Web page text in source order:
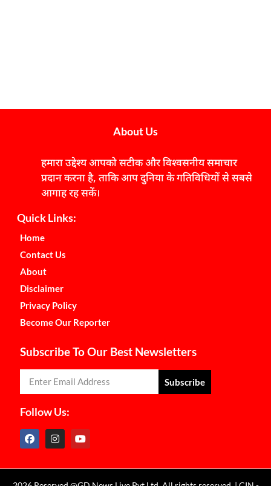
About Us
हमारा उद्देश्य आपको सटीक और विश्वसनीय समाचार
प्रदान करना है, ताकि आप दुनिया के गतिविधियों से सबसे
आगाह रह सकें।
Quick Links:
Home
Contact Us
About
Disclaimer
Privacy Policy
Become Our Reporter
Subscribe To Our Best Newsletters
Subscribe
Follow Us: